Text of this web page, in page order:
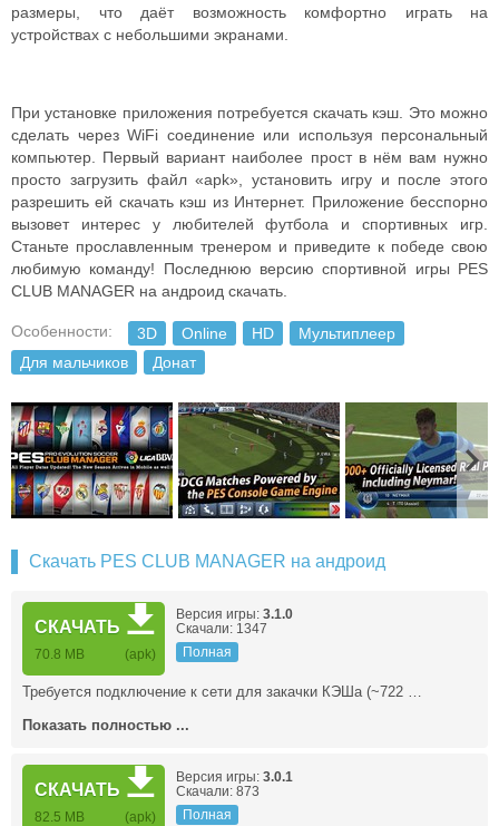
размеры, что даёт возможность комфортно играть на
устройствах с небольшими экранами.
При установке приложения потребуется скачать кэш. Это можно
сделать через WiFi соединение или используя персональный
компьютер. Первый вариант наиболее прост в нём вам нужно
просто загрузить файл «apk», установить игру и после этого
разрешить ей скачать кэш из Интернет. Приложение бесспорно
вызовет интерес у любителей футбола и спортивных игр.
Станьте прославленным тренером и приведите к победе свою
любимую команду! Последнюю версию спортивной игры PES
CLUB MANAGER на андроид скачать.
Особенности: 3D Online HD
Мультиплеер
Для мальчиков
Донат
Скачать PES CLUB MANAGER на андроид
СКАЧАТЬ
70.8 MB (apk)
Версия игры: 3.1.0
Скачали: 1347
Полная
Требуется подключение к сети для закачки КЭШа (~722 …
Показать полностью ...
СКАЧАТЬ
82.5 MB (apk)
Версия игры: 3.0.1
Скачали: 873
Полная